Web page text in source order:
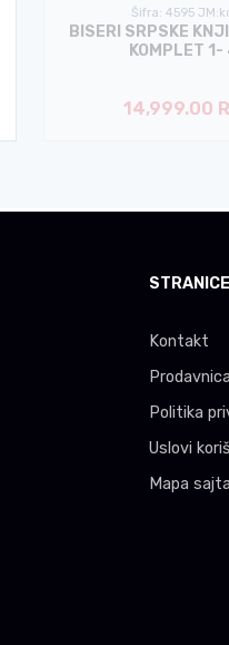
Šifra: 4595
BISERI SRPSKE
KOMPLET
14,999.00
STRANICE
Kontakt
Prodavnica
Politika
Uslovi
Mapa sajta